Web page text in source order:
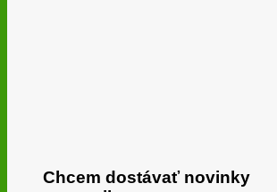
Chcem dostávať novinky